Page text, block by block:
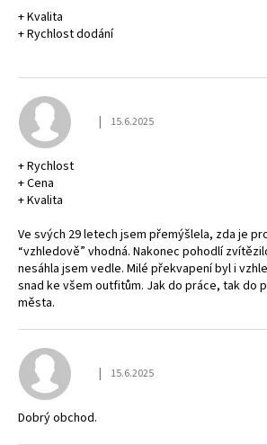
+ Kvalita
+ Rychlost dodání
Hodnocení obchodu je 5 z 5
| 15.6.2025
+ Rychlost
+ Cena
+ Kvalita
Ve svých 29 letech jsem přemýšlela, zda je
“vzhledově” vhodná. Nakonec pohodlí
nesáhla jsem vedle. Milé překvapení byl i
snad ke všem outfitům. Jak do práce, tak do
města.
Hodnocení obchodu je 5 z 5
| 15.6.2025
Dobrý obchod.